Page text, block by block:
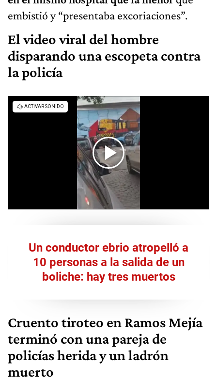
embistió y “presentaba excoriaciones”.
El video viral del hombre
disparando una escopeta contra
la policía
Un conductor ebrio atropelló a
10 personas a la salida de un
boliche: hay tres muertos
Cruento tiroteo en Ramos Mejía
terminó con una pareja de
policías herida y un ladrón
muerto